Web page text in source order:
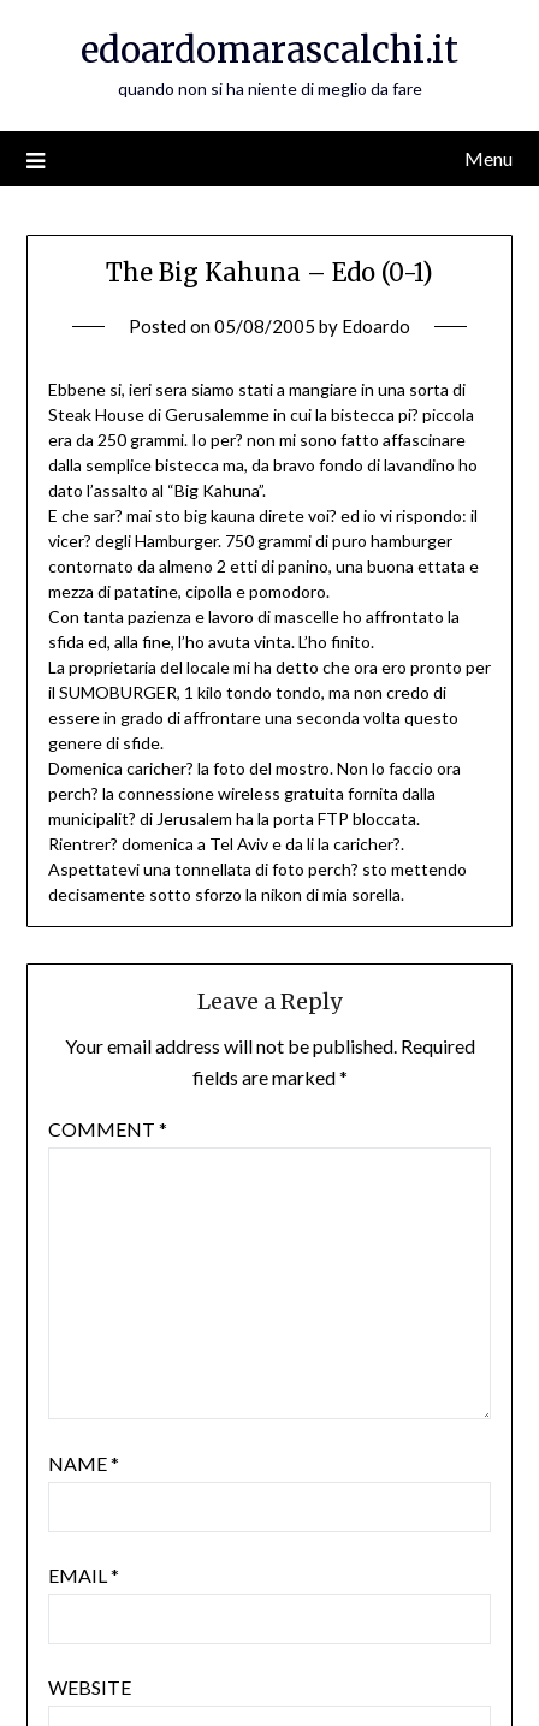
edoardomarascalchi.it
quando non si ha niente di meglio da fare
Menu
The Big Kahuna – Edo (0-1)
Posted on05/08/2005 by Edoardo
Ebbene si, ieri sera siamo stati a mangiare in una sorta di
Steak House di Gerusalemme in cui la bistecca pi? piccola
era da 250 grammi. Io per? non mi sono fatto affascinare
dalla semplice bistecca ma, da bravo fondo di lavandino ho
dato l’assalto al “Big Kahuna”.
E che sar? mai sto big kauna direte voi? ed io vi rispondo: il
vicer? degli Hamburger. 750 grammi di puro hamburger
contornato da almeno 2 etti di panino, una buona ettata e
mezza di patatine, cipolla e pomodoro.
Con tanta pazienza e lavoro di mascelle ho affrontato la
sfida ed, alla fine, l’ho avuta vinta. L’ho finito.
La proprietaria del locale mi ha detto che ora ero pronto per
il SUMOBURGER, 1 kilo tondo tondo, ma non credo di
essere in grado di affrontare una seconda volta questo
genere di sfide.
Domenica caricher? la foto del mostro. Non lo faccio ora
perch? la connessione wireless gratuita fornita dalla
municipalit? di Jerusalem ha la porta FTP bloccata.
Rientrer? domenica a Tel Aviv e da li la caricher?.
Aspettatevi una tonnellata di foto perch? sto mettendo
decisamente sotto sforzo la nikon di mia sorella.
Leave a Reply
Your email address will not be published. Required
fields are marked*
COMMENT *
NAME*
EMAIL*
WEBSITE